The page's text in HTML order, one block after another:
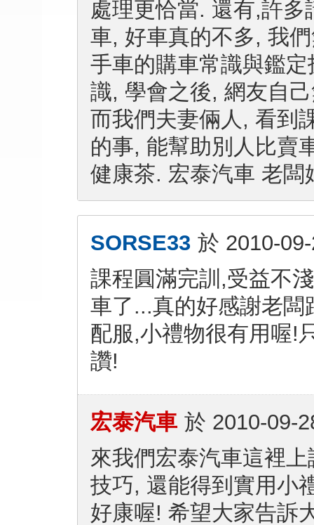
處理更恰當. 還有,許
車, 好車真的不多, 我
手車的購車常識與鑑
識, 學會之後, 網友自
而我們夫妻倆人, 看到
的事, 能幫助別人比賣
健康茶. 宏泰汽車 老闆
SORSE33 於 2010-
課程圓滿完訓,受益不
車了...真的好感謝老
配服,小禮物很有用喔!
讚!
宏泰汽車 於 2010-09-
來我們宏泰汽車這裡
技巧, 還能得到實用小
好康喔! 希望大家告訴